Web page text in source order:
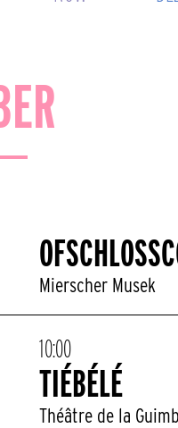
Mierscher Musek
10:00
TIÉBÉLÉ
Théâtre de la